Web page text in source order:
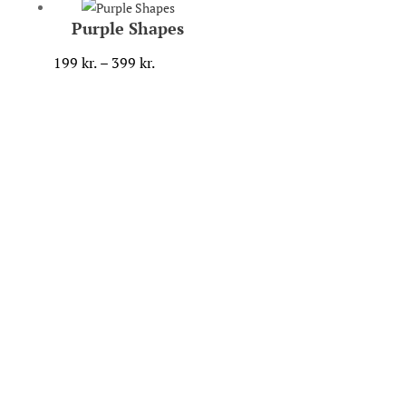
Purple Shapes
199 kr.– 399 kr.Prisinterval: